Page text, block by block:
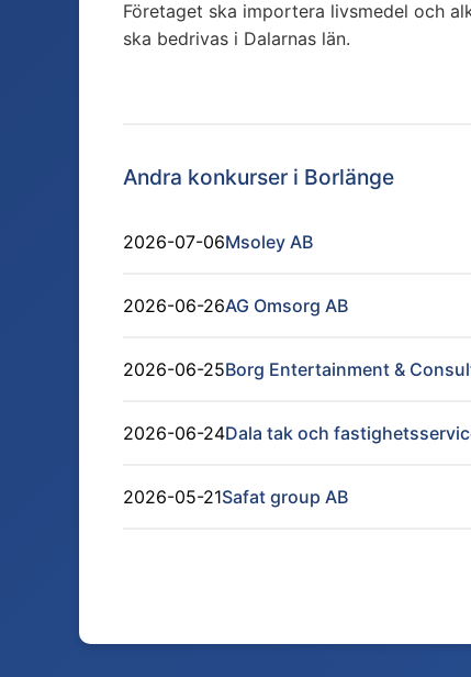
Företaget ska importera livsmedel och
ska bedrivas i Dalarnas län.
Andra konkurser i Borlänge
2026-07-06Msoley AB
2026-06-26AG Omsorg AB
2026-06-25Borg Entertainment &
2026-06-24Dala tak och
2026-05-21Safat group AB